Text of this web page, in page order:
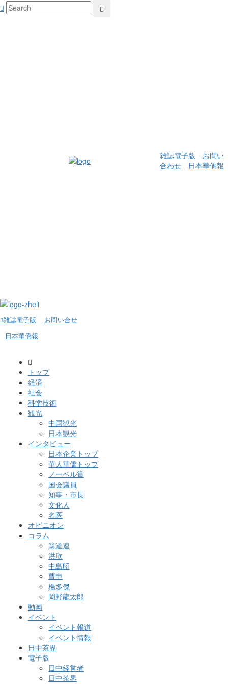
雑誌電子版
お問い
合わせ
日本華僑報
雑誌電子版
お問い合せ
日本華僑報
トップ
経済
社会
科学技術
観光
中国観光
日本観光
インタビュー
日本企業トップ
華人華僑トップ
ノーベル賞
国会議員
知事・市長
文化人
名医
オピニオン
コラム
翁道逵
洪欣
中島昭
曹申
楊多傑
岡野龍太郎
動画
イベント
イベント報道
イベント情報
日中茶界
電子版
日中経営者
日中茶界